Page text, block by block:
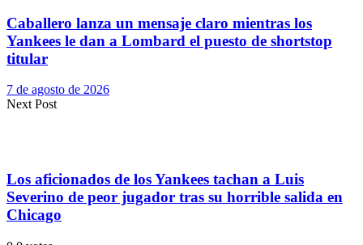
Caballero lanza un mensaje claro mientras los
Yankees le dan a Lombard el puesto de shortstop
titular
7 de agosto de 2026
Next Post
Los aficionados de los Yankees tachan a Luis
Severino de peor jugador tras su horrible salida en
Chicago